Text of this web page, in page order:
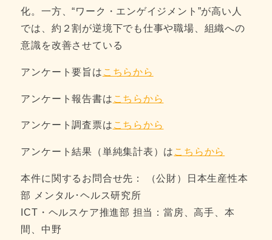
化。一方、“ワーク・エンゲイジメント”が高い人
では、約２割が逆境下でも仕事や職場、組織への
意識を改善させている
アンケート要旨は こちらから
アンケート報告書は こちらから
アンケート調査票は こちらから
アンケート結果（単純集計表）は こちらから
本件に関するお問合せ先： （公財）日本生産性本
部 メンタル･ヘルス研究所
ICT・ヘルスケア推進部 担当：當房、高手、本
間、中野